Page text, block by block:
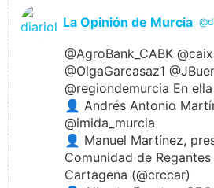
La Opinión de Murcia
@AgroBank_CABK
@OlgaGarcasaz1
@regiondemurcia En
👤 Andrés Antonio
@imida_murcia
👤 Manuel Martínez,
Comunidad de
Cartagena (@crccar)